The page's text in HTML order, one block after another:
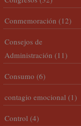
Conmemoración (12)
Consejos de
Administración (11)
Consumo (6)
contagio emocional (1)
Control (4)